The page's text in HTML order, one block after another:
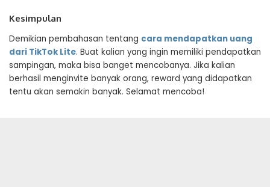
Kesimpulan
Demikian pembahasan tentang cara mendapatkan uang
dari TikTok Lite. Buat kalian yang ingin memiliki pendapatkan
sampingan, maka bisa banget mencobanya. Jika kalian
berhasil menginvite banyak orang, reward yang didapatkan
tentu akan semakin banyak. Selamat mencoba!